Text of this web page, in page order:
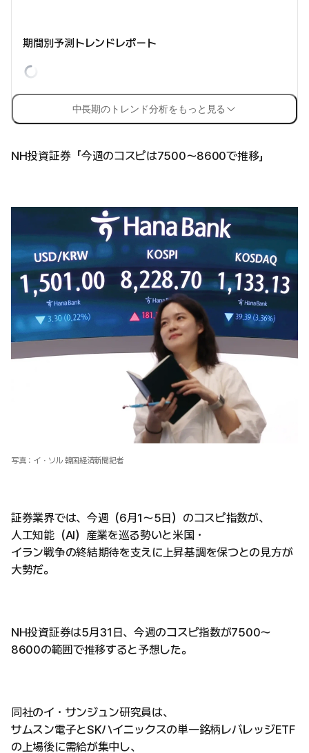
期間別予測トレンドレポート
中長期のトレンド分析をもっと見る
NH投資証券「今週のコスピは7500～8600で推移」
写真：イ・ソル 韓国経済新聞記者
証券業界では、今週（6月1～5日）のコスピ指数が、
人工知能（AI）産業を巡る勢いと米国・
イラン戦争の終結期待を支えに上昇基調を保つとの見方が
大勢だ。
NH投資証券は5月31日、今週のコスピ指数が7500～
8600の範囲で推移すると予想した。
同社のイ・サンジュン研究員は、
サムスン電子とSKハイニックスの単一銘柄レバレッジETF
の上場後に需給が集中し、